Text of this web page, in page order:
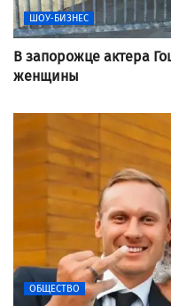
ШОУ-БИЗНЕС
В запорожце актера
женщины
ОБЩЕСТВО